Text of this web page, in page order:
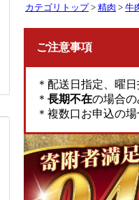
カテゴリトップ > 精肉 > 牛
ご注意事項
＊配送日指定、曜
＊ 長期不在の場合の
＊複数口お申込の